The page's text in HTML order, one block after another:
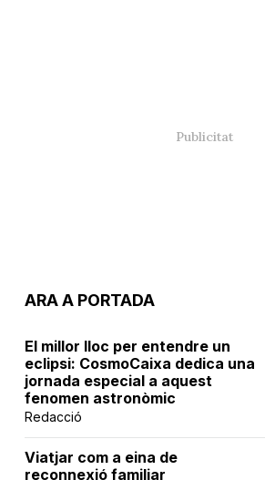
ARA A PORTADA
El millor lloc per entendre un
eclipsi: CosmoCaixa dedica una
jornada especial a aquest
fenomen astronòmic
Redacció
Viatjar com a eina de
reconnexió familiar